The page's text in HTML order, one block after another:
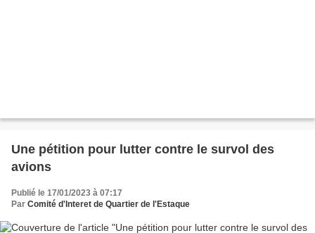
Une pétition pour lutter contre le survol des
avions
Publié le 17/01/2023 à 07:17
Par Comité d'Interet de Quartier de l'Estaque